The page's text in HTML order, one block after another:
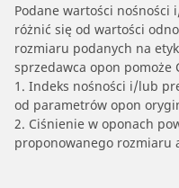
Podane wartości
różnić się od wartości
rozmiaru podanych na
sprzedawca opon pomoże
1. Indeks nośności i/lub
od parametrów opon
2. Ciśnienie w oponach
proponowanego rozmiaru